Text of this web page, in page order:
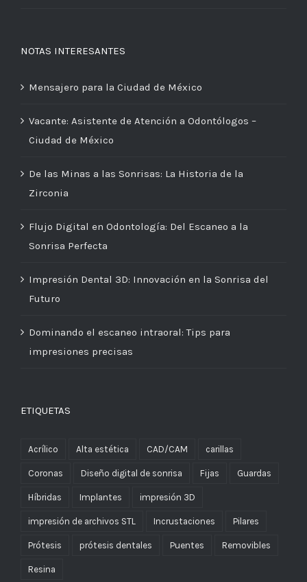
NOTAS INTERESANTES
Mensajero para la Ciudad de México
Vacante: Asistente de Atención a Odontólogos –
Ciudad de México
De las Minas a las Sonrisas: La Historia de la
Zirconia
Flujo Digital en Odontología: Del Escaneo a la
Sonrisa Perfecta
Impresión Dental 3D: Innovación en la Sonrisa del
Futuro
Dominando el escaneo intraoral: Tips para
impresiones precisas
ETIQUETAS
Acrílico Alta estética CAD/CAM carillas
Coronas Diseño digital de sonrisa Fijas Guardas
Híbridas Implantes impresión 3D
impresión de archivos STL Incrustaciones Pilares
Prótesis prótesis dentales Puentes Removibles
Resina